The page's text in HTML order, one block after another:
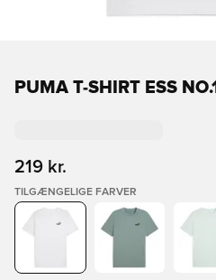
PUMA T-SHIRT ESS
219 kr.
TILGÆNGELIGE FARVER